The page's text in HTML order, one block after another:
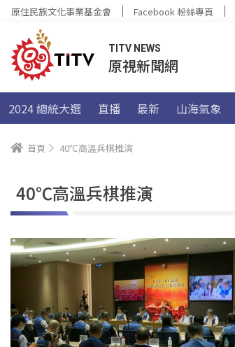
原住民族文化事業基金會 Facebook 粉絲專頁
TITV NEWS
原視新聞網
2024 總統大選 直播 最新 山海氣象
首頁 40℃高溫兵棋推演
40℃高溫兵棋推演